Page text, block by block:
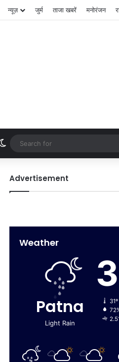
न्यूज़ जुर्म ताजा खबरें मनोरंजन
Switch skin
Advertisement
Weather
Patna
Light Rain